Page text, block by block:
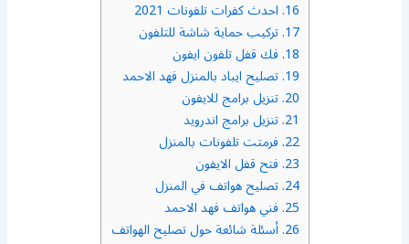
16. احدث كفرات تلفونات 2021
17. تركيب حماية شاشة للتلفون
18. فك قفل تلفون ايفون
19. تصليح ايباد بالمنزل فهد الاحمد
20. تنزيل برامج للايفون
21. تنزيل برامج اندرويد
22. فرمتت تلفونات بالمنزل
23. فتح قفل الايفون
24. تصليح هواتف في المنزل
25. فني هواتف فهد الاحمد
26. أسئلة شائعة حول تصليح الهواتف